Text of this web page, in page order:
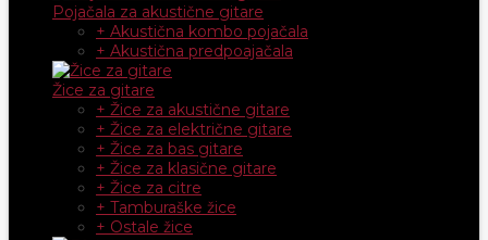
Pojačala za akustične gitare
+ Akustična kombo pojačala
+ Akustična predpoajačala
Žice za gitare
+ Žice za akustične gitare
+ Žice za električne gitare
+ Žice za bas gitare
+ Žice za klasične gitare
+ Žice za citre
+ Tamburaške žice
+ Ostale žice